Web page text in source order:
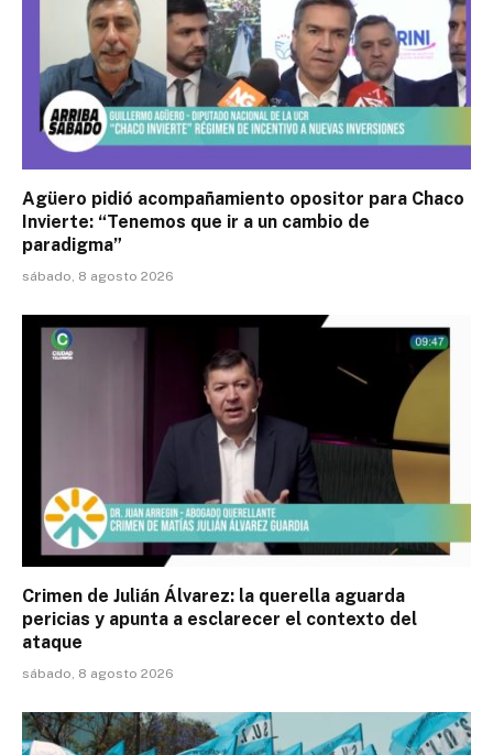
Agüero pidió acompañamiento opositor para Chaco
Invierte: “Tenemos que ir a un cambio de
paradigma”
sábado, 8 agosto 2026
Crimen de Julián Álvarez: la querella aguarda
pericias y apunta a esclarecer el contexto del
ataque
sábado, 8 agosto 2026